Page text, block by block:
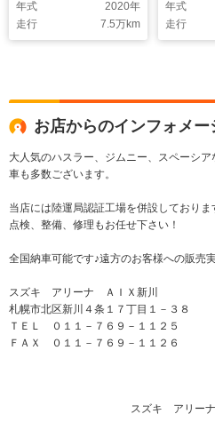
キセーフティサポー
ト LEDヘッドライ
ト コーナーセンサ
年式
2020年
走行
7.5万km
ム4WD
ター ミ
ー 横
ォグ
年式
走行
お店からのインフォメー
大人気のハスラー、ジムニー、スペーシ
車も多数ございます。
当店には陸運局認証工場を併設しておりま
点検、整備、修理もお任せ下さい！
全国納車可能です♪遠方のお客様への販売
スズキ アリーナ ＡＩＸ新川
札幌市北区新川４条１７丁目１－３８
ＴＥＬ ０１１－７６９－１１２５
ＦＡＸ ０１１－７６９－１１２６
スズキ アリー